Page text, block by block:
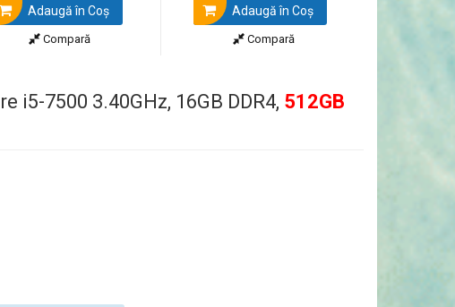
Adaugă în Coş
Compară
Adaugă în Coş
Compară
i5-7500 3.40GHz, 16GB DDR4, 512GB